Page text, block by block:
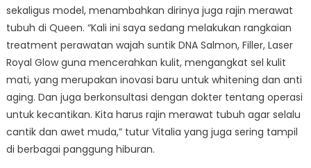
sekaligus model, menambahkan dirinya juga rajin merawat
tubuh di Queen. “Kali ini saya sedang melakukan rangkaian
treatment perawatan wajah suntik DNA Salmon, Filler, Laser
Royal Glow guna mencerahkan kulit, mengangkat sel kulit
mati, yang merupakan inovasi baru untuk whitening dan anti
aging. Dan juga berkonsultasi dengan dokter tentang operasi
untuk kecantikan. Kita harus rajin merawat tubuh agar selalu
cantik dan awet muda,” tutur Vitalia yang juga sering tampil
di berbagai panggung hiburan.